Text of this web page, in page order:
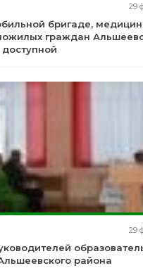
29
бригаде,
граждан
29
района